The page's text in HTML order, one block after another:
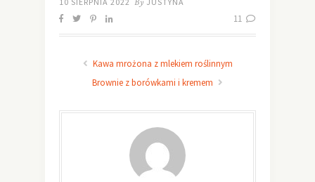
By
11
Kawa mrożona z mlekiem roślinnym
Brownie z borówkami i kremem